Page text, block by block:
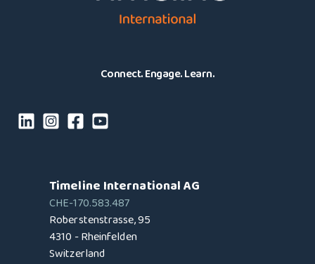
Connect. Engage. Learn.
Timeline International AG
CHE-170.583.487
Roberstenstrasse, 95
4310 - Rheinfelden
Switzerland